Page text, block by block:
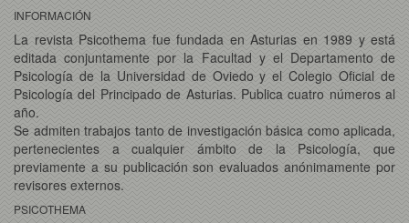
INFORMACIÓN
La revista Psicothema fue fundada en Asturias en 1989 y está
editada conjuntamente por la Facultad y el Departamento de
Psicología de la Universidad de Oviedo y el Colegio Oficial de
Psicología del Principado de Asturias. Publica cuatro números al
año.
Se admiten trabajos tanto de investigación básica como aplicada,
pertenecientes a cualquier ámbito de la Psicología, que
previamente a su publicación son evaluados anónimamente por
revisores externos.
PSICOTHEMA